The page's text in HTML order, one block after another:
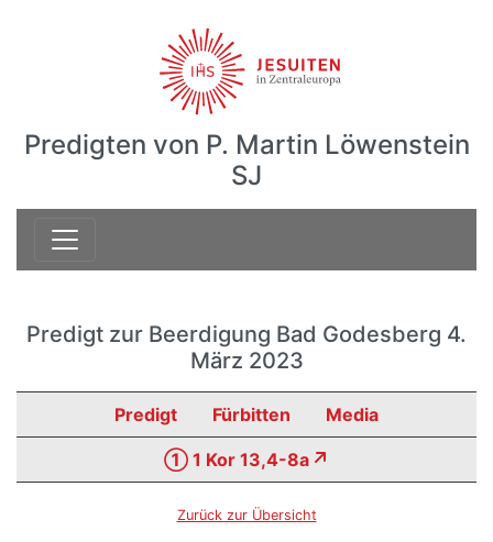
Predigten von P. Martin Löwenstein
SJ
Predigt zur Beerdigung Bad Godesberg 4.
März 2023
Predigt Fürbitten Media
① 1 Kor 13,4-8a
Zurück zur Übersicht